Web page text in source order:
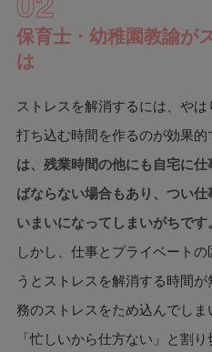
保育士・幼稚園教諭が
は
ストレスを解消するには、や
打ち込む時間を作るのが効果的
は、残業時間の他にも自宅に
ばならない場合もあり、つい
いまいになってしまいがちです。
しかし、仕事とプライベート
うとストレスを解消する時間
務のストレスをため込んでしま
「忙しいから仕方ない」と割